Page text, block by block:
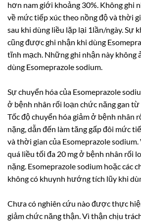
hơn nam giới khoảng 30%. Không ghi
về mức tiếp xúc theo nồng độ và thời
sau khi dùng liều lặp lại 1lần/ngày. Sự
cũng được ghi nhận khi dùng
tĩnh mạch. Những ghi nhận này không
dùng Esomeprazole sodium.
Sự chuyển hóa của Esomeprazole
ở bệnh nhân rối loạn chức năng gan
Tốc độ chuyển hóa giảm ở bệnh nhân
nặng, dẫn đến làm tăng gấp đôi mức
và thời gian của Esomeprazole
quá liều tối đa 20 mg ở bệnh nhân rối
nặng. Esomeprazole sodium hoặc các
không có khuynh hướng tích lũy khi
Chưa có nghiên cứu nào được thực
giảm chức năng thận. Vì thận chịu